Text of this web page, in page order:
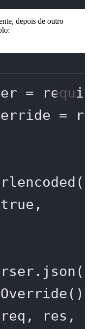
depois de outro
=
=
true ,
json
req , res ,